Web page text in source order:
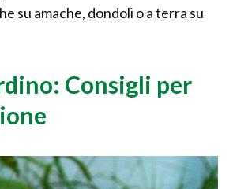
su amache, dondoli o a terra su
Consigli per